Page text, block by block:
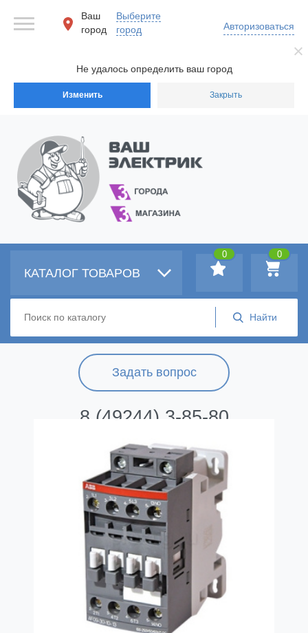
Не удалось определить ваш город
Изменить Закрыть
Ваш
город
Выберите
город
Авторизоваться
Задать вопрос
8 (49244) 3-85-80
КАТАЛОГ ТОВАРОВ
0
0